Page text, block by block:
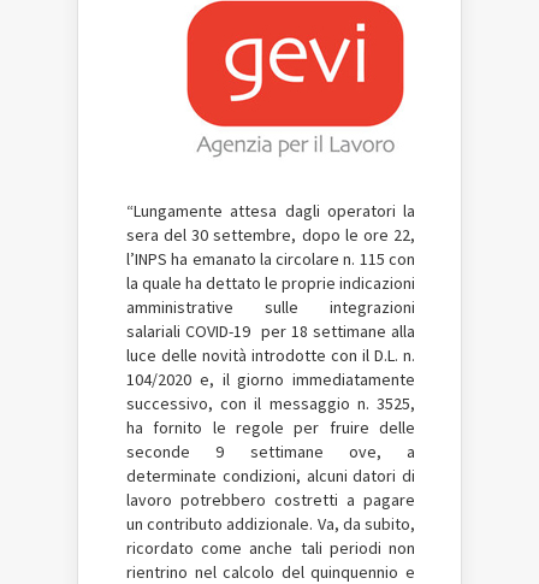
“Lungamente attesa dagli operatori la
sera del 30 settembre, dopo le ore 22,
l’INPS ha emanato la circolare n. 115 con
la quale ha dettato le proprie indicazioni
amministrative sulle integrazioni
salariali COVID-19 per 18 settimane alla
luce delle novità introdotte con il D.L. n.
104/2020 e, il giorno immediatamente
successivo, con il messaggio n. 3525,
ha fornito le regole per fruire delle
seconde 9 settimane ove, a
determinate condizioni, alcuni datori di
lavoro potrebbero costretti a pagare
un contributo addizionale. Va, da subito,
ricordato come anche tali periodi non
rientrino nel calcolo del quinquennio e